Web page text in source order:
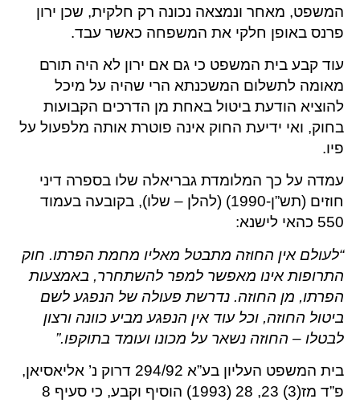
המשפט, מאחר ונמצאה נכונה רק חלקית, שכן ירון
פרנס באופן חלקי את המשפחה כאשר עבד.
עוד קבע בית המשפט כי גם אם ירון לא היה תורם
מאומה לתשלום המשכנתא הרי שהיה על מיכל
להוציא הודעת ביטול באחת מן הדרכים הקבועות
בחוק, ואי ידיעת החוק אינה פוטרת אותה מלפעול על
פיו.
עמדה על כך המלומדת גבריאלה שלו בספרה דיני
חוזים (תש”ן-1990) (להלן – שלו), בקובעה בעמוד
550 כהאי לישנא:
“לעולם אין החוזה מתבטל מאליו מחמת הפרתו. חוק
התרופות אינו מאפשר למפר להשתחרר, באמצעות
הפרתו, מן החוזה. נדרשת פעולה של הנפגע לשם
ביטול החוזה, וכל עוד אין הנפגע מביע כוונה ורצון
לבטלו – החוזה נשאר על מכונו ועומד בתוקפו.”
בית המשפט העליון בע”א 294/92 דרוק נ’ אליאסיאן,
פ”ד מז(3) 23, 28 (1993) הוסיף וקבע, כי סעיף 8